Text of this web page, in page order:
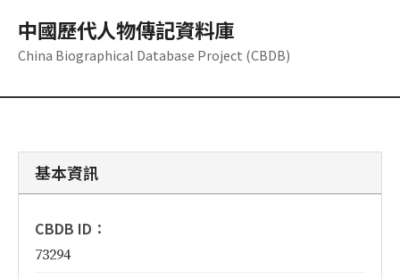
中國歷代人物傳記資料庫
China Biographical Database Project (CBDB)
基本資訊
CBDB ID：
73294